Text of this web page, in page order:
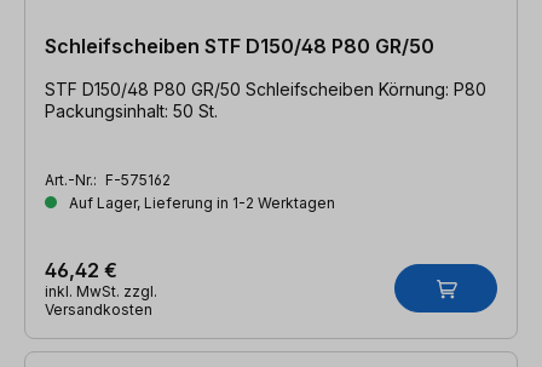
Schleifscheiben STF D150/48 P80 GR/50
STF D150/48 P80 GR/50 Schleifscheiben Körnung: P80
Packungsinhalt: 50 St.
Art.-Nr.: F-575162
Auf Lager, Lieferung in 1-2 Werktagen
46,42 €
inkl. MwSt. zzgl.
Versandkosten